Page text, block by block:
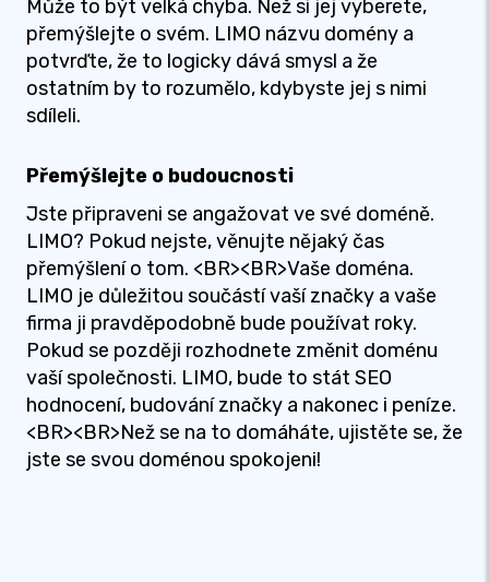
Může to být velká chyba. Než si jej vyberete,
přemýšlejte o svém. LIMO názvu domény a
potvrďte, že to logicky dává smysl a že
ostatním by to rozumělo, kdybyste jej s nimi
sdíleli.
Přemýšlejte o budoucnosti
Jste připraveni se angažovat ve své doméně.
LIMO? Pokud nejste, věnujte nějaký čas
přemýšlení o tom. <BR><BR>Vaše doména.
LIMO je důležitou součástí vaší značky a vaše
firma ji pravděpodobně bude používat roky.
Pokud se později rozhodnete změnit doménu
vaší společnosti. LIMO, bude to stát SEO
hodnocení, budování značky a nakonec i peníze.
<BR><BR>Než se na to domáháte, ujistěte se, že
jste se svou doménou spokojeni!